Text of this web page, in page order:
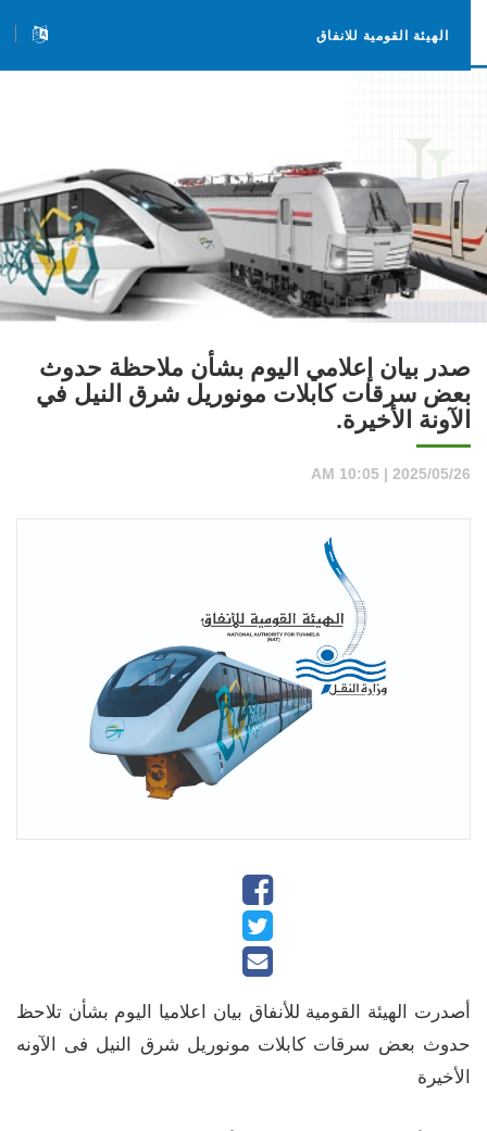
الهيئة القومية للانفاق
صدر بيان إعلامي اليوم بشأن ملاحظة حدوث
بعض سرقات كابلات مونوريل شرق النيل في
الآونة الأخيرة.
2025/05/26 | 10:05 AM
أصدرت الهيئة القومية للأنفاق بيان اعلاميا اليوم بشأن تلاحظ
حدوث بعض سرقات كابلات مونوريل شرق النيل فى الآونه
الأخيرة